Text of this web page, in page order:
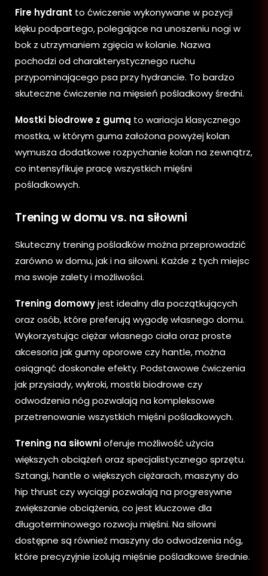
Fire hydrant to ćwiczenie wykonywane w pozycji
klęku podpartego, polegające na unoszeniu nogi w
bok z utrzymaniem zgięcia w kolanie. Nazwa
pochodzi od charakterystycznego ruchu
przypominającego psa przy hydrancie. To bardzo
skuteczne ćwiczenie na mięsień pośladkowy średni.
Mostki biodrowe z gumą to wariacja klasycznego
mostka, w którym guma założona powyżej kolan
wymusza dodatkowe rozpychanie kolan na zewnątrz,
co intensyfikuje pracę wszystkich mięśni
pośladkowych.
Trening w domu vs. na siłowni
Skuteczny trening pośladków można przeprowadzić
zarówno w domu, jak i na siłowni. Każde z tych miejsc
ma swoje zalety i możliwości.
Trening domowyjest idealny dla początkujących
oraz osób, które preferują wygodę własnego domu.
Wykorzystując ciężar własnego ciała oraz proste
akcesoria jak gumy oporowe czy hantle, można
osiągnąć doskonałe efekty. Podstawowe ćwiczenia
jak przysiady, wykroki, mostki biodrowe czy
odwodzenia nóg pozwalają na kompleksowe
przetrenowanie wszystkich mięśni pośladkowych.
Trening na siłownioferuje możliwość użycia
większych obciążeń oraz specjalistycznego sprzętu.
Sztangi, hantle o większych ciężarach, maszyny do
hip thrust czy wyciągi pozwalają na progresywne
zwiększanie obciążenia, co jest kluczowe dla
długoterminowego rozwoju mięśni. Na siłowni
dostępne są również maszyny do odwodzenia nóg,
które precyzyjnie izolują mięśnie pośladkowe średnie.